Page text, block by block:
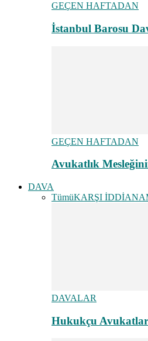
GEÇEN HAFTADAN
İstanbul Barosu
GEÇEN HAFTADAN
Avukatlık
DAVA
TümüKARŞI
DAVALAR
Hukukçu Avukatlar